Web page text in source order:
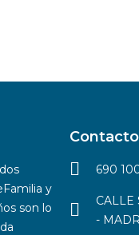
y
son lo
Contacto
690
CALLE
-